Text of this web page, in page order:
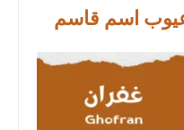
اسم قاسم